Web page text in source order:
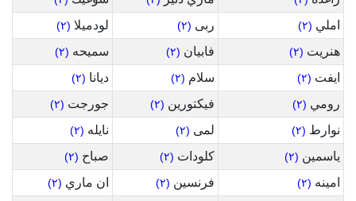
املي (٢) ربى (٢) لودميلا (٢)
هنريت (٢) فابيان (٢) سميحه (٢)
ايفت (٢) سلام (٢) ديانا (٢)
رومي (٢) فيكتورين (٢) جورجت (٢)
نوارط (٢) لمى (٢) نايله (٢)
ياسمين (٢) كلودات (٢) صباح (٢)
امينه (٢) فرنسين (٢) ان ماري (٢)